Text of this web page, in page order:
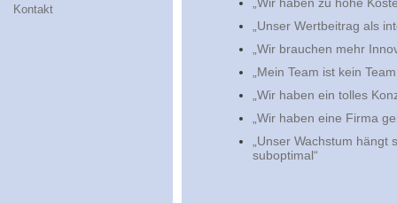
„Unser Wertbeitrag als
„Wir brauchen mehr
„Mein Team ist kein
„Wir haben ein tolles
„Wir haben eine Firma
„Unser Wachstum
suboptimal“
Kontakt